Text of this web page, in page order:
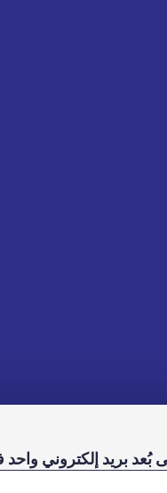
بُعد بريد إلكتروني